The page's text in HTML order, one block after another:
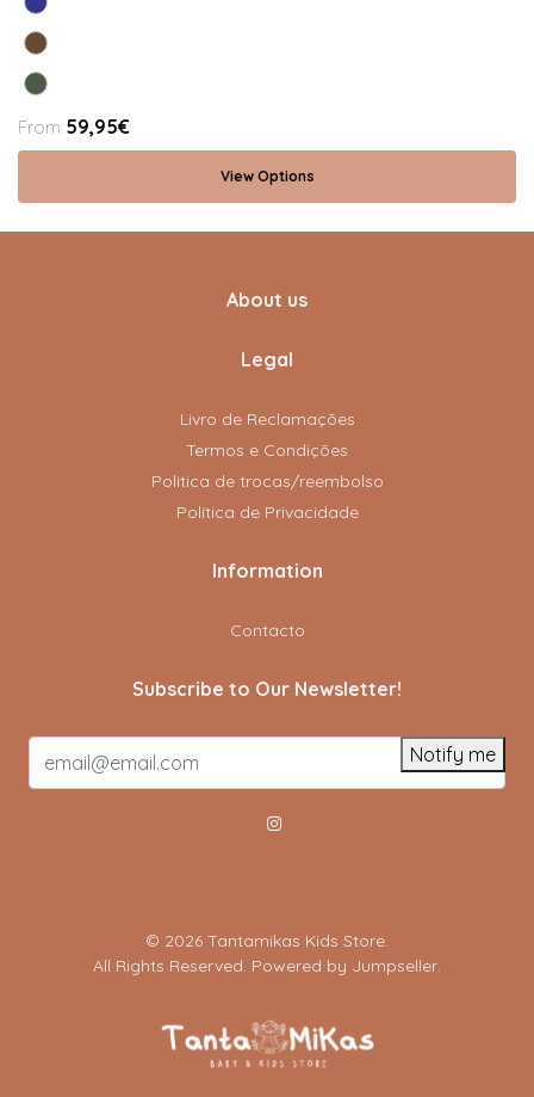
From 59,95€
View Options
About us
Legal
Livro de Reclamações
Termos e Condições
Politica de trocas/reembolso
Política de Privacidade
Information
Contacto
Subscribe to Our Newsletter!
Notify me
© 2026 Tantamikas Kids Store.
All Rights Reserved. Powered by Jumpseller.